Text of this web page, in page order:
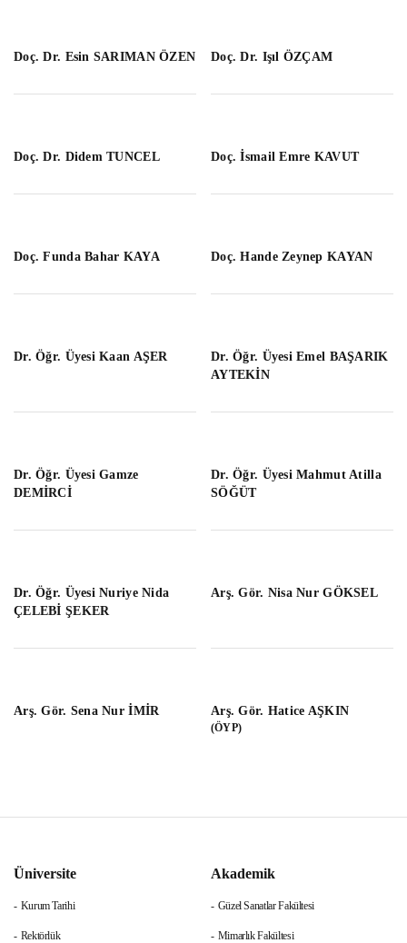
Doç. Dr. Esin SARIMAN ÖZEN Doç. Dr. Işıl ÖZÇAM
Doç. Dr. Didem TUNCEL Doç. İsmail Emre KAVUT
Doç. Funda Bahar KAYA Doç. Hande Zeynep KAYAN
Dr. Öğr. Üyesi Kaan AŞER
Dr. Öğr. Üyesi Emel BAŞARIK
AYTEKİN
Dr. Öğr. Üyesi Gamze
DEMİRCİ
Dr. Öğr. Üyesi Mahmut Atilla
SÖĞÜT
Dr. Öğr. Üyesi Nuriye Nida
ÇELEBİ ŞEKER
Arş. Gör. Nisa Nur GÖKSEL
Arş. Gör. Sena Nur İMİR Arş. Gör. Hatice AŞKIN
(ÖYP)
Üniversite
Kurum Tarihi
Rektörlük
Akademik
Güzel Sanatlar Fakültesi
Mimarlık Fakültesi